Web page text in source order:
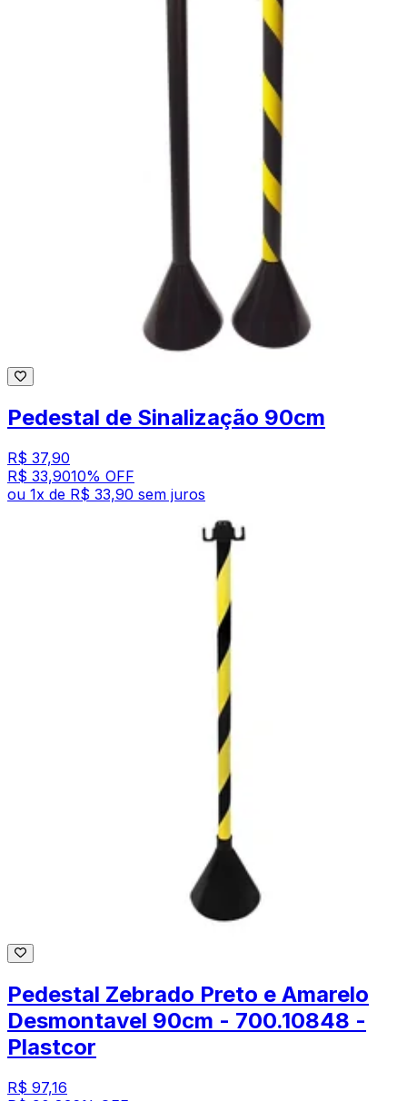
Pedestal de Sinalização 90cm
R$ 37,90
R$ 33,9010% OFF
ou 1x de R$ 33,90 sem juros
Pedestal Zebrado Preto e Amarelo
Desmontavel 90cm - 700.10848 -
Plastcor
R$ 97,16